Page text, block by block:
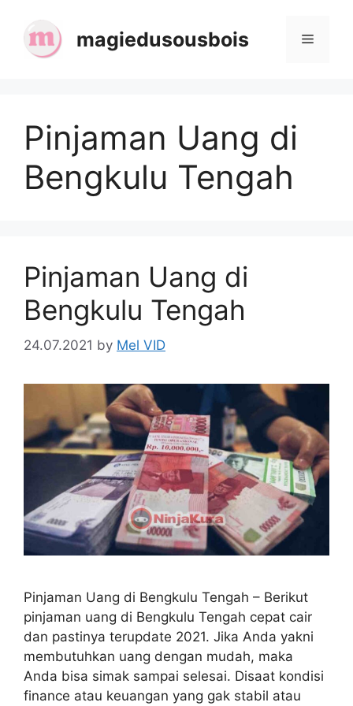
content
magiedusousbois Menu
Pinjaman Uang di
Bengkulu Tengah
Pinjaman Uang di
Bengkulu Tengah
24.07.2021 by Mel VID
Pinjaman Uang di Bengkulu Tengah – Berikut
pinjaman uang di Bengkulu Tengah cepat cair
dan pastinya terupdate 2021. Jika Anda yakni
membutuhkan uang dengan mudah, maka
Anda bisa simak sampai selesai. Disaat kondisi
finance atau keuangan yang gak stabil atau